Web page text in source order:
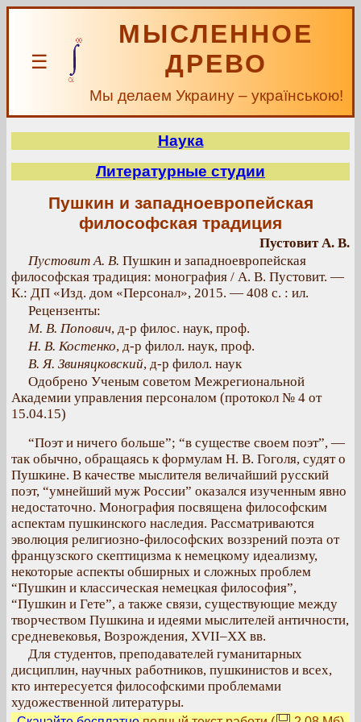
☰
МЫСЛЕННОЕ
ДРЕВО
Мы делаем Украину – українською!
Наука
Литературные студии
Пушкин и западноевропейская
философская традиция
Пустовит А. В.
Пустовит А. В. Пушкин и западноевропейская
философская традиция: монография / А. В. Пустовит. —
К.: ДП «Изд. дом «Персонал», 2015. — 408 с. : ил.
Рецензенты:
М. В. Попович, д-р филос. наук, проф.
Н. В. Костенко, д-р филол. наук, проф.
В. Я. Звиняцковский, д-р филол. наук
Одобрено Ученым советом Межрегиональной
Академии управления персоналом (протокол № 4 от
15.04.15)
“Поэт и ничего больше”; “в существе своем поэт”, —
так обычно, обращаясь к формулам Н. В. Гоголя, судят о
Пушкине. В качестве мыслителя величайший русский
поэт, “умнейший муж России” оказался изученным явно
недостаточно. Монография посвящена философским
аспектам пушкинского наследия. Рассматриваются
эволюция религиозно-философских воззрений поэта от
французского скептицизма к немецкому идеализму,
некоторые аспекты обширных и сложных проблем
“Пушкин и классическая немецкая философия”,
“Пушкин и Гете”, а также связи, существующие между
творчеством Пушкина и идеями мыслителей античности,
средневековья, Возрождения, XVII–XX вв.
Для студентов, преподавателей гуманитарных
дисциплин, научных работников, пушкинистов и всех,
кто интересуется философскими проблемами
художественной литературы.